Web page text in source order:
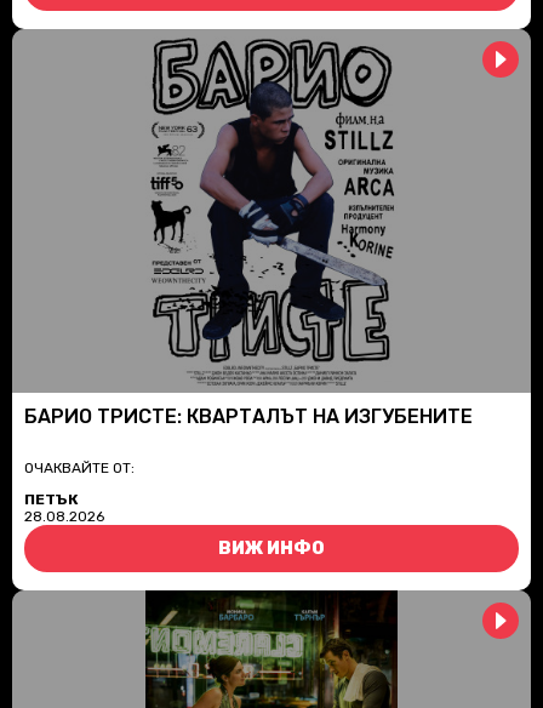
БАРИО ТРИСТЕ: КВАРТАЛЪТ НА ИЗГУБЕНИТЕ
ОЧАКВАЙТЕ ОТ:
ПЕТЪК
28.08.2026
ВИЖ ИНФО